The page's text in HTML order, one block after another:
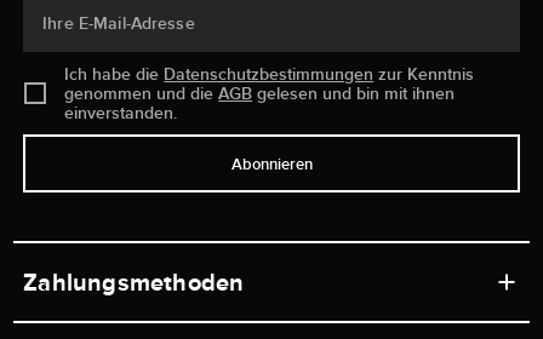
Ihre E-Mail-Adresse
Ich habe die Datenschutzbestimmungen zur Kenntnis
genommen und dieAGB gelesen und bin mit ihnen
einverstanden.
Abonnieren
Zahlungsmethoden